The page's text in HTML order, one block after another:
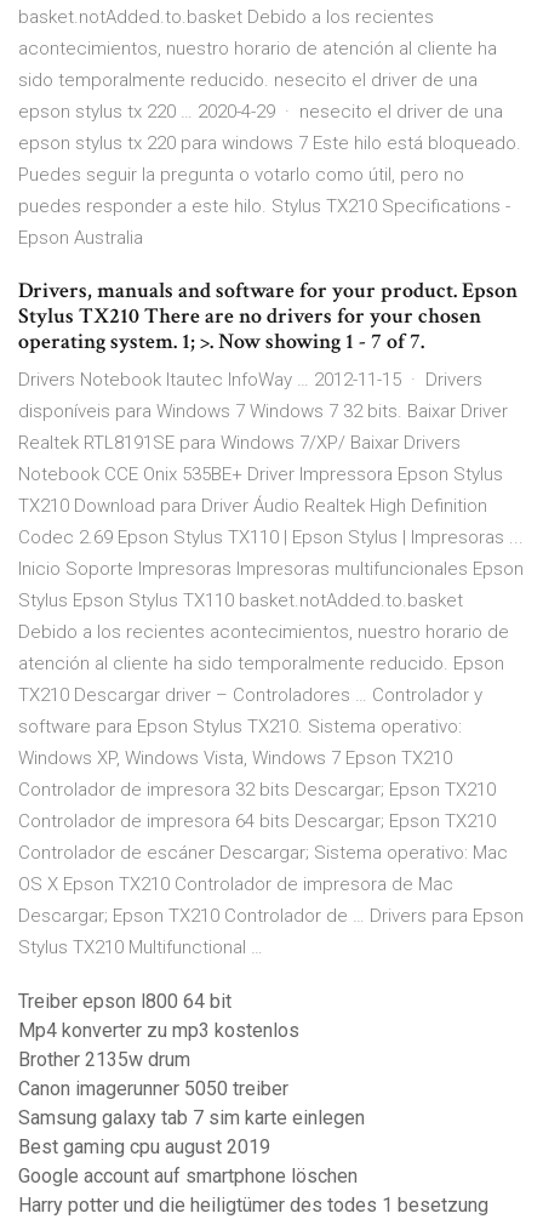
basket.notAdded.to.basket Debido a los recientes
acontecimientos, nuestro horario de atención al cliente ha
sido temporalmente reducido. nesecito el driver de una
epson stylus tx 220 … 2020-4-29 · nesecito el driver de una
epson stylus tx 220 para windows 7 Este hilo está bloqueado.
Puedes seguir la pregunta o votarlo como útil, pero no
puedes responder a este hilo. Stylus TX210 Specifications -
Epson Australia
Drivers, manuals and software for your product. Epson
Stylus TX210 There are no drivers for your chosen
operating system. 1; >. Now showing 1 - 7 of 7.
Drivers Notebook Itautec InfoWay … 2012-11-15 · Drivers
disponíveis para Windows 7 Windows 7 32 bits. Baixar Driver
Realtek RTL8191SE para Windows 7/XP/ Baixar Drivers
Notebook CCE Onix 535BE+ Driver Impressora Epson Stylus
TX210 Download para Driver Áudio Realtek High Definition
Codec 2.69 Epson Stylus TX110 | Epson Stylus | Impresoras ...
Inicio Soporte Impresoras Impresoras multifuncionales Epson
Stylus Epson Stylus TX110 basket.notAdded.to.basket
Debido a los recientes acontecimientos, nuestro horario de
atención al cliente ha sido temporalmente reducido. Epson
TX210 Descargar driver – Controladores … Controlador y
software para Epson Stylus TX210. Sistema operativo:
Windows XP, Windows Vista, Windows 7 Epson TX210
Controlador de impresora 32 bits Descargar; Epson TX210
Controlador de impresora 64 bits Descargar; Epson TX210
Controlador de escáner Descargar; Sistema operativo: Mac
OS X Epson TX210 Controlador de impresora de Mac
Descargar; Epson TX210 Controlador de … Drivers para Epson
Stylus TX210 Multifunctional …
Treiber epson l800 64 bit
Mp4 konverter zu mp3 kostenlos
Brother 2135w drum
Canon imagerunner 5050 treiber
Samsung galaxy tab 7 sim karte einlegen
Best gaming cpu august 2019
Google account auf smartphone löschen
Harry potter und die heiligtümer des todes 1 besetzung